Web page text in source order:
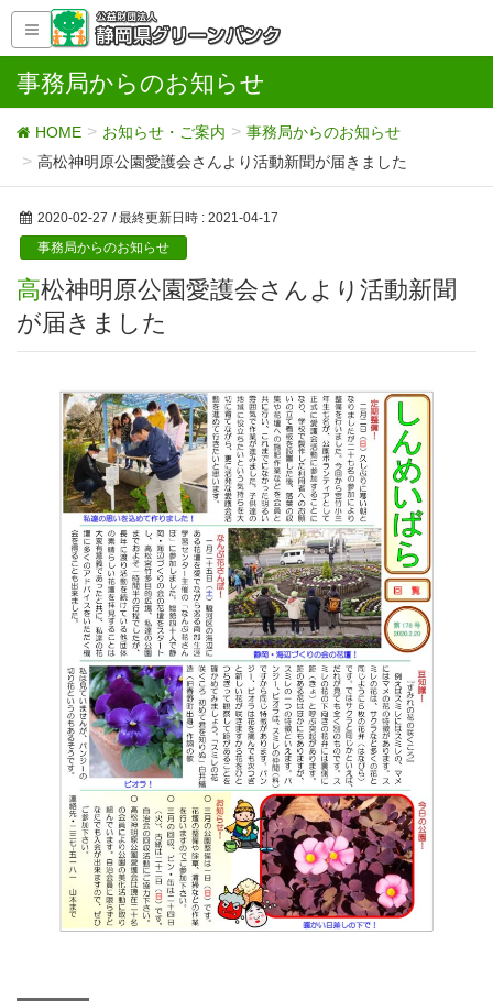
事務局からのお知らせ
HOME お知らせ・ご案内
事務局からのお知らせ
高松神明原公園愛護会さんより活動新聞が届きました
2020-02-27 / 最終更新日時 : 2021-04-17
事務局からのお知らせ
高松神明原公園愛護会さんより活動新聞
が届きました